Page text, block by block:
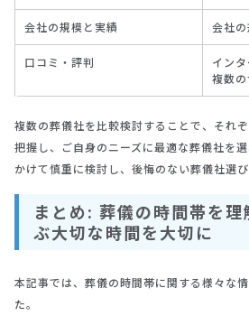
会社の規模と実績 会社
口コミ・評判
イン
複数
複数の葬儀社を比較検討することで、それ
把握し、ご自身のニーズに最適な葬儀社を
かけて慎重に検討し、後悔のない葬儀社選び
まとめ: 葬儀の時間帯を
ぶ大切な時間を大切に
本記事では、葬儀の時間帯に関する様々な
た。